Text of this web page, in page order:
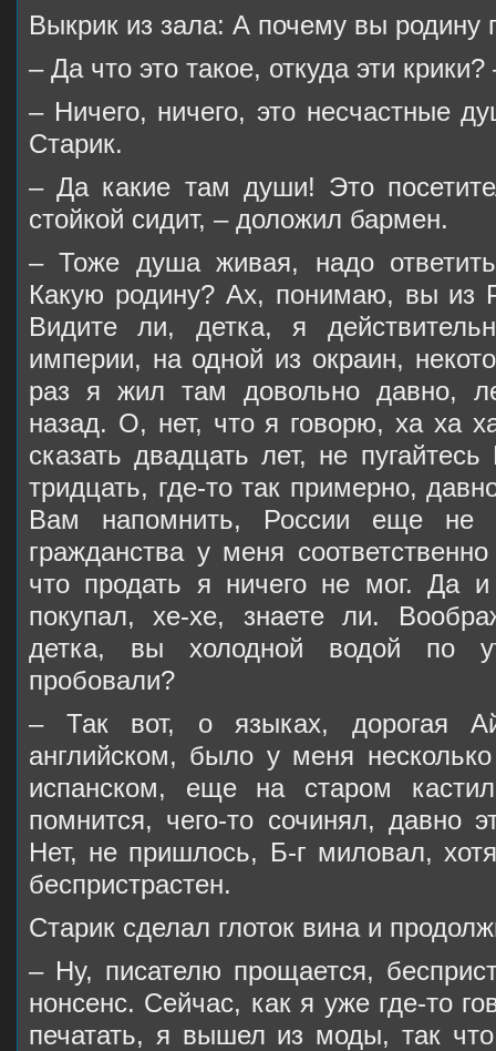
Выкрик из зала: А почему вы родину
– Да что это такое, откуда эти
– Ничего, ничего, это несчастные
Старик.
– Да какие там души! Это
стойкой сидит, – доложил бармен.
– Тоже душа живая, надо
Какую родину? Ах, понимаю, вы из
Видите ли, детка, я
империи, на одной из окраин,
раз я жил там довольно давно,
назад. О, нет, что я говорю, ха ха
сказать двадцать лет, не
тридцать, где-то так примерно,
Вам напомнить, России еще не
гражданства у меня
что продать я ничего не мог. Да
покупал, хе-хе, знаете ли.
детка, вы холодной водой по
пробовали?
– Так вот, о языках, дорогая
английском, было у меня
испанском, еще на старом
помнится, чего-то сочинял, давно
Нет, не пришлось, Б-г миловал,
беспристрастен.
Старик сделал глоток вина и
– Ну, писателю прощается,
нонсенс. Сейчас, как я уже где-то
печатать, я вышел из моды, так